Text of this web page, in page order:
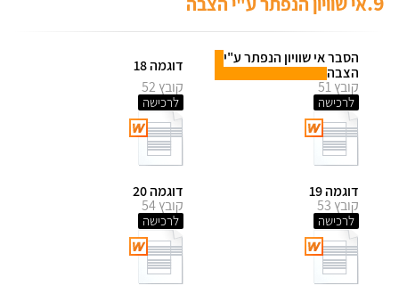
הסבר אי שוויון הנפתר ע"י
הצבה
קובץ 51
לרכישה
דוגמה 18
קובץ 52
לרכישה
דוגמה 19
קובץ 53
לרכישה
דוגמה 20
קובץ 54
לרכישה